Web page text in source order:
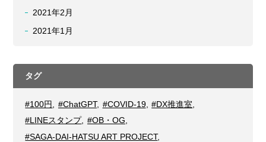
2021年2月
2021年1月
タグ
#100円 #ChatGPT, #COVID-19, #DX推進室
#LINEスタンプ, #OB・OG
#SAGA-DAI-HATSU ART PROJECT,